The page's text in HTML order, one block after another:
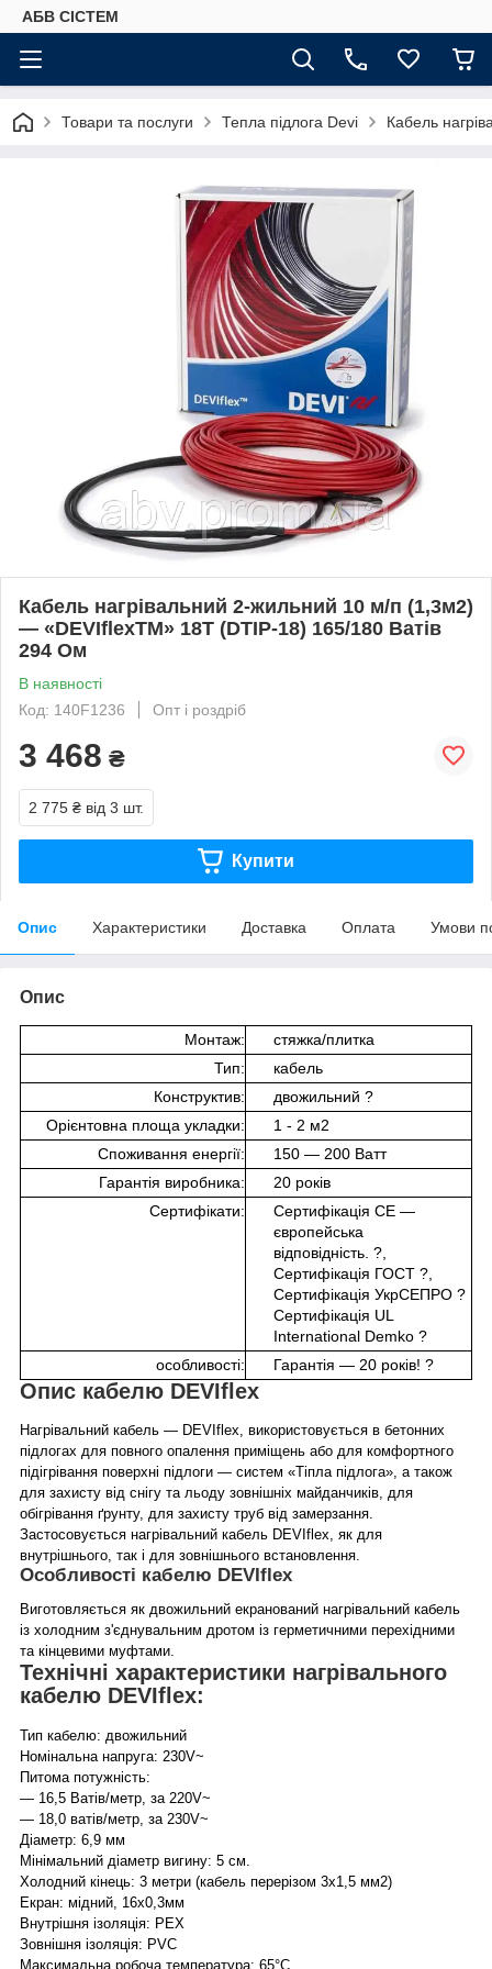
АБВ СІСТЕМ
Товари та послуги Тепла підлога Devi Кабель
Кабель нагрівальний 2-жильний 10 м/п (1,3м2)
— «DEVIflexTM» 18T (DTIP-18) 165/180 Ватів
294 Ом
В наявності
Код: 140F1236
Опт і роздріб
3 468 ₴
2 775 ₴ від 3 шт.
Купити
Опис Характеристики Доставка Оплата Умови
Опис
Монтаж:
стяжка/плитка
Тип:
кабель
Конструктив:
двожильний ?
Орієнтовна площа укладки:
1 - 2 м2
Споживання енергії:
150 — 200 Ватт
Гарантія виробника:
20 років
Сертифікати:
Сертифікація CE —
європейська
відповідність. ?
Сертифікація ГОСТ ?
Сертифікація УкрСЕПРО ?
Сертифікація UL
International Demko ?
особливості:
Гарантія — 20 років! ?
Опис кабелю DEVIflex
Нагрівальний кабель — DEVIflex, використовується в бетонних
підлогах для повного опалення приміщень або для комфортного
підігрівання поверхні підлоги — систем «Тіпла підлога», а також
для захисту від снігу та льоду зовнішніх майданчиків, для
обігрівання ґрунту, для захисту труб від замерзання.
Застосовується нагрівальний кабель DEVIflex, як для
внутрішнього, так і для зовнішнього встановлення.
Особливості кабелю DEVIflex
Виготовляється як двожильний екранований нагрівальний кабель
із холодним з'єднувальним дротом із герметичними перехідними
та кінцевими муфтами.
Технічні характеристики нагрівального
кабелю DEVIflex:
Тип кабелю: двожильний
Номінальна напруга: 230V~
Питома потужність:
— 16,5 Ватів/метр, за 220V~
— 18,0 ватів/метр, за 230V~
Діаметр: 6,9 мм
Мінімальний діаметр вигину: 5 см.
Холодний кінець: 3 метри (кабель перерізом 3х1,5 мм2)
Екран: мідний, 16х0,3мм
Внутрішня ізоляція: PEX
Зовнішня ізоляція: PVC
Максимальна робоча температура: 65°C